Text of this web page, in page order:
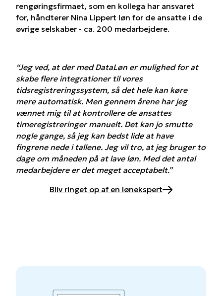
rengøringsfirmaet, som en kollega har ansvaret
for, håndterer Nina Lippert løn for de ansatte i de
øvrige selskaber - ca. 200 medarbejdere.
“Jeg ved, at der med DataLøn er mulighed for at
skabe flere integrationer til vores
tidsregistreringssystem, så det hele kan køre
mere automatisk. Men gennem årene har jeg
vænnet mig til at kontrollere de ansattes
timeregistreringer manuelt. Det kan jo smutte
nogle gange, så jeg kan bedst lide at have
fingrene nede i tallene. Jeg vil tro, at jeg bruger to
dage om måneden på at lave løn. Med det antal
medarbejdere er det meget acceptabelt.”
Bliv ringet op af en lønekspert